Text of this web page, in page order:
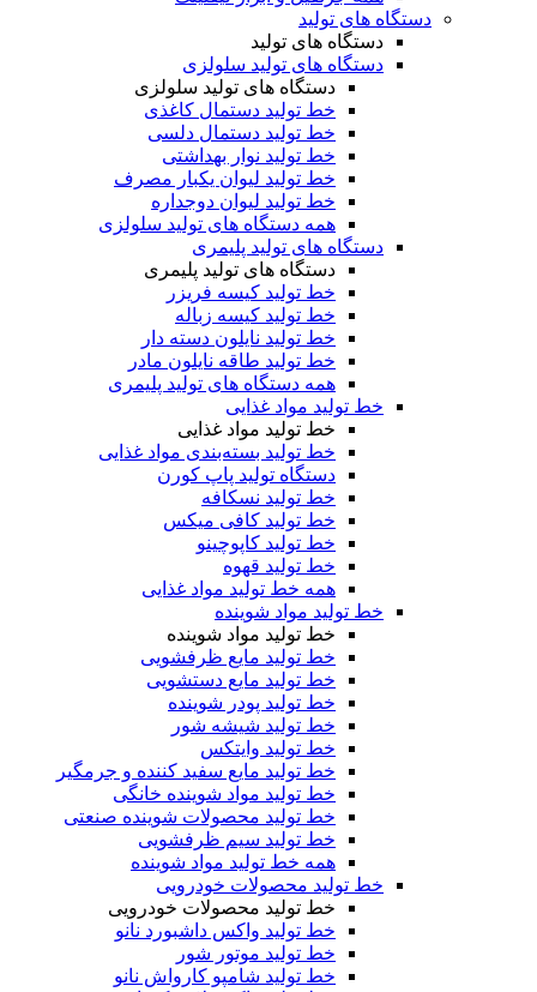
دستگاه های تولید
دستگاه های تولید
دستگاه های تولید سلولزی
دستگاه های تولید سلولزی
خط تولید دستمال کاغذی
خط تولید دستمال دلسی
خط تولید نوار بهداشتی
خط تولید لیوان یکبار مصرف
خط تولید لیوان دوجداره
همه دستگاه های تولید سلولزی
دستگاه های تولید پلیمری
دستگاه های تولید پلیمری
خط تولید کیسه فریزر
خط تولید کیسه زباله
خط تولید نایلون دسته دار
خط تولید طاقه نایلون مادر
همه دستگاه های تولید پلیمری
خط تولید مواد غذایی
خط تولید مواد غذایی
خط تولید بسته‌بندی مواد غذایی
دستگاه تولید پاپ کورن
خط تولید نسکافه
خط تولید کافی میکس
خط تولید کاپوچینو
خط تولید قهوه
همه خط تولید مواد غذایی
خط تولید مواد شوینده
خط تولید مواد شوینده
خط تولید مایع ظرفشویی
خط تولید مایع دستشویی
خط تولید پودر شوینده
خط تولید شیشه شور
خط تولید وایتکس
خط تولید مایع سفید کننده و جرمگیر
خط تولید مواد شوینده خانگی
خط تولید محصولات شوینده صنعتی
خط تولید سیم ظرفشویی
همه خط تولید مواد شوینده
خط تولید محصولات خودرویی
خط تولید محصولات خودرویی
خط تولید واکس داشبورد نانو
خط تولید موتور شور
خط تولید شامپو کارواش نانو